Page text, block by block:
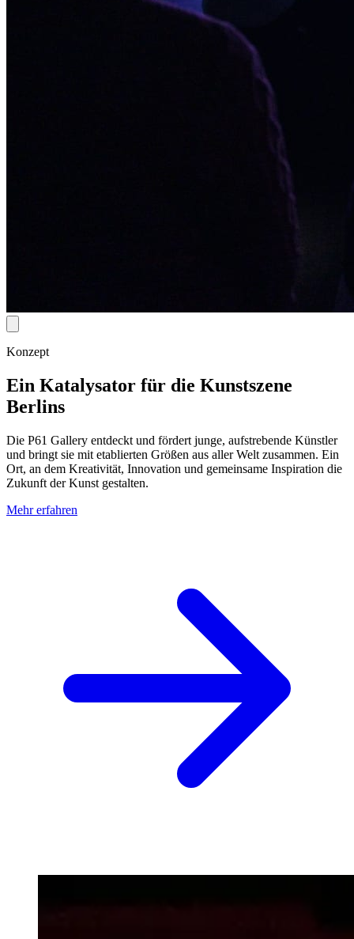
Konzept
Ein Katalysator für die Kunstszene
Berlins
Die P61 Gallery entdeckt und fördert junge, aufstrebende Künstler
und bringt sie mit etablierten Größen aus aller Welt zusammen. Ein
Ort, an dem Kreativität, Innovation und gemeinsame Inspiration die
Zukunft der Kunst gestalten.
Mehr erfahren